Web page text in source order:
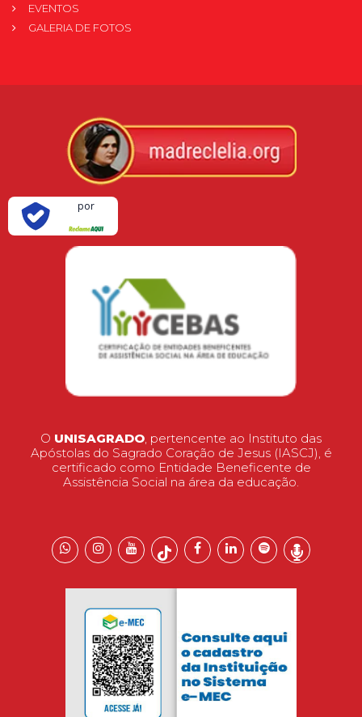
EVENTOS
GALERIA DE FOTOS
por
O UNISAGRADO, pertencente ao Instituto das
Apóstolas do Sagrado Coração de Jesus (IASCJ), é
certificado como Entidade Beneficente de
Assistência Social na área da educação.